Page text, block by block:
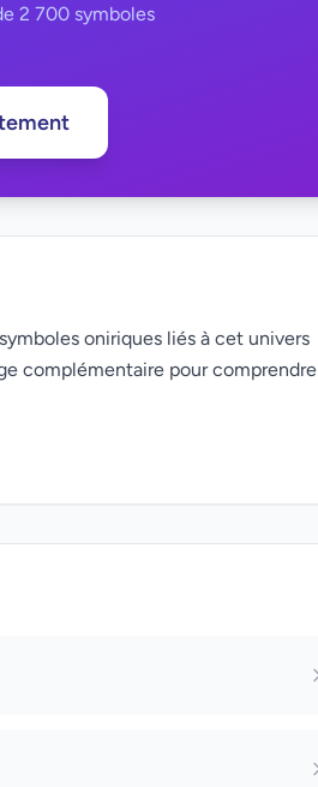
2 700 symboles
oniriques liés à cet univers
complémentaire pour comprendre